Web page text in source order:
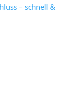
– schnell &